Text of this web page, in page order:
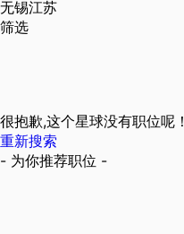
无锡江苏
筛选
很抱歉,这个星球没有职位呢！
重新搜索
- 为你推荐职位 -